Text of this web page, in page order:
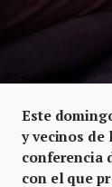
Este
y vecinos
conferencia
con el que